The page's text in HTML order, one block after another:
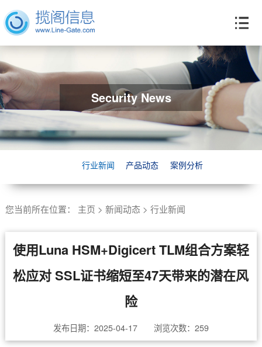
Security News
行业新闻 产品动态 案例分析
您当前所在位置： 主页 > 新闻动态> 行业新闻
使用Luna HSM+Digicert TLM组合方案轻
松应对 SSL证书缩短至47天带来的潜在风
险
发布日期：2025-04-17 浏览次数： 259